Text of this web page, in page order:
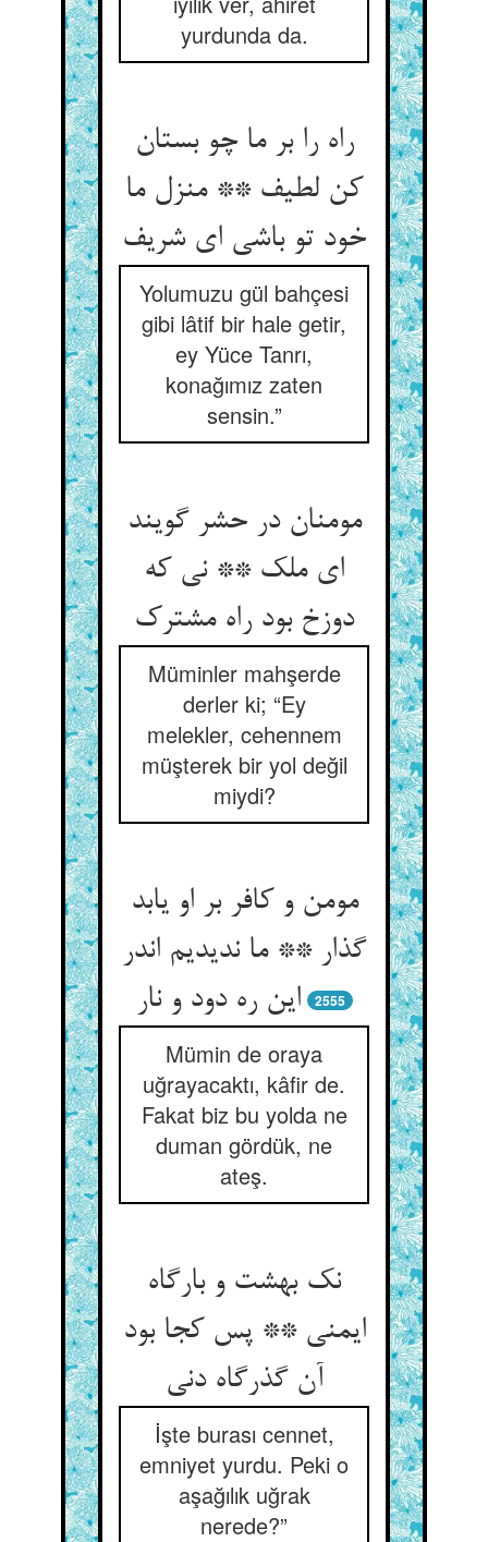
yurdunda da.
راه را بر ما چو بستان
کن لطیف ** منزل ما
خود تو باشی ای شریف‏
Yolumuzu gül bahçesi
gibi lâtif bir hale getir,
ey Yüce Tanrı,
konağımız zaten
sensin.”
مومنان در حشر گویند
ای ملک ** نی که
دوزخ بود راه مشترک‏
Müminler mahşerde
derler ki; “Ey
melekler, cehennem
müşterek bir yol değil
miydi?
مومن و کافر بر او یابد
گذار ** ما ندیدیم اندر
این ره دود و نار
2555
Mümin de oraya
uğrayacaktı, kâfir de.
Fakat biz bu yolda ne
duman gördük, ne
ateş.
نک بهشت و بارگاه
ایمنی ** پس کجا بود
آن گذرگاه دنی‏
İşte burası cennet,
emniyet yurdu. Peki o
aşağılık uğrak
nerede?”